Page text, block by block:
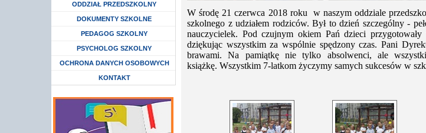
Rozwiń menu
ODDZIAŁ PRZEDSZKOLNY
DOKUMENTY SZKOLNE
Rozwiń menu
PEDAGOG SZKOLNY
Rozwiń menu
PSYCHOLOG SZKOLNY
Rozwiń menu
OCHRONA DANYCH OSOBOWYCH
KONTAKT
W środę 21 czerwca 2018 roku w naszym oddziale
szkolnego z udziałem rodziców. Był to dzień szczególny -
nauczycielek. Pod czujnym okiem Pań dzieci
dziękując wszystkim za wspólnie spędzony czas. Pani
brawami. Na pamiątkę nie tylko absolwenci, ale
książkę. Wszystkim 7-latkom życzymy samych sukcesów w